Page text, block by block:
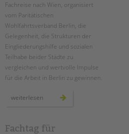
Fachreise nach Wien, organisiert
vom Paritätischen
Wohlfahrtsverband Berlin, die
Gelegenheit, die Strukturen der
Eingliederungshilfe und sozialen
Teilhabe beider Städte zu
vergleichen und wertvolle Impulse
für die Arbeit in Berlin zu gewinnen.
weiterlesen fachlicher
austausch
berlin
Fachtag für